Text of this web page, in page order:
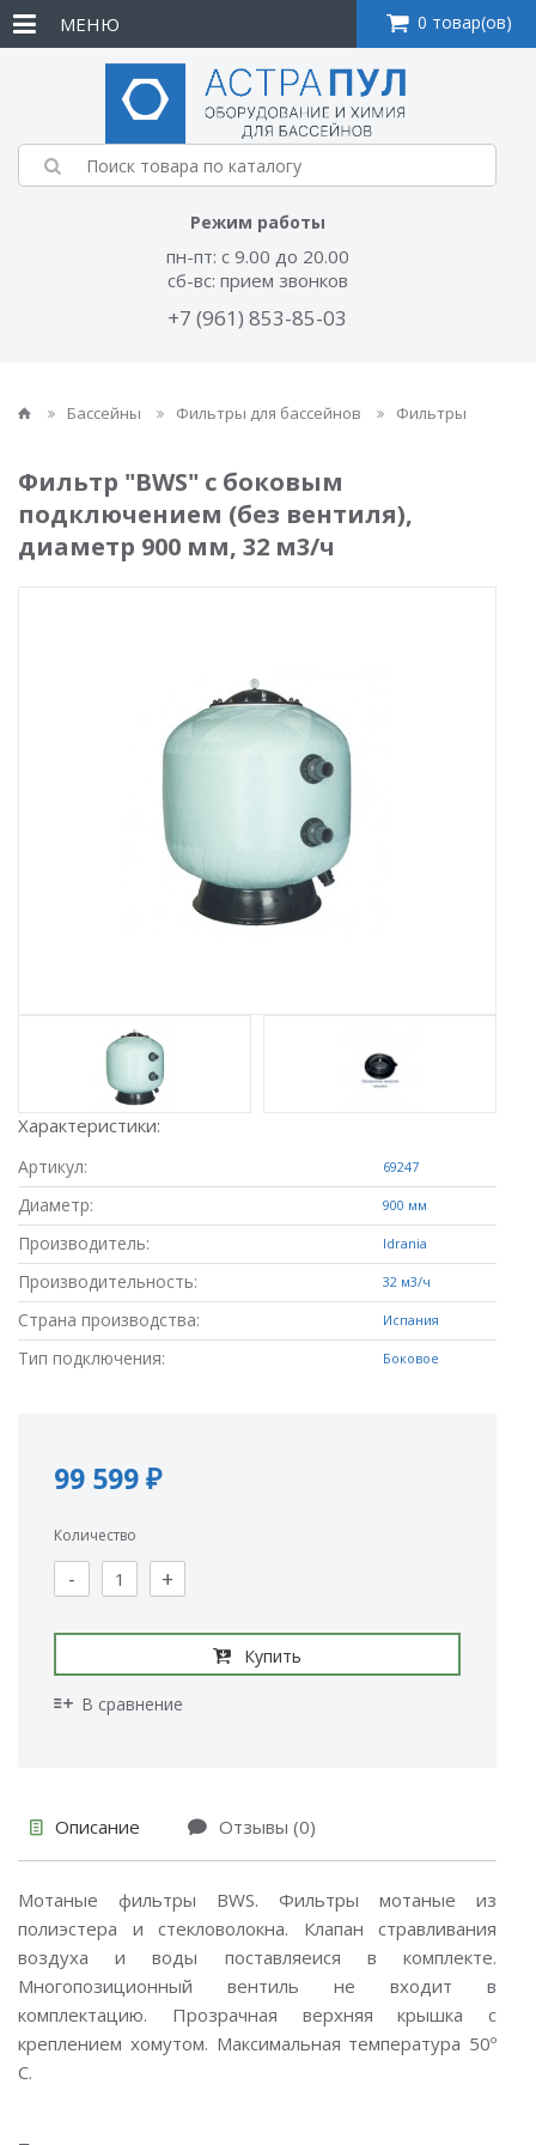
Режим работы
пн-пт: с 9.00 до 20.00
сб-вс: прием звонков
+7 (961) 853-85-03
МЕНЮ 0 товар(ов)
Бассейны Фильтры для бассейнов Фильтры
Фильтр "BWS" с боковым
подключением (без вентиля),
диаметр 900 мм, 32 м3/ч
Характеристики:
Артикул: 69247
Диаметр: 900 мм
Производитель: Idrania
Производительность: 32 м3/ч
Страна производства: Испания
Тип подключения: Боковое
99 599 ₽
Количество
- +
Купить
В сравнение
Описание Отзывы (0)
Мотаные фильтры BWS. Фильтры мотаные из
полиэстера и стекловолокна. Клапан стравливания
воздуха и воды поставляеися в комплекте.
Многопозиционный вентиль не входит в
комплектацию. Прозрачная верхняя крышка с
креплением хомутом. Максимальная температура 50º
C.